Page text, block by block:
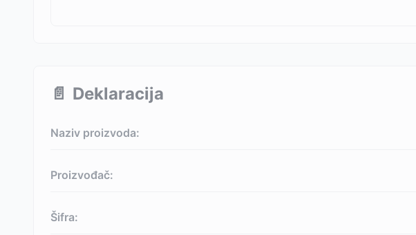
📄 Deklaracija
Naziv proizvoda:
Proizvođač:
Šifra: